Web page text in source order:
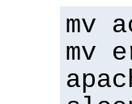
mv
mv